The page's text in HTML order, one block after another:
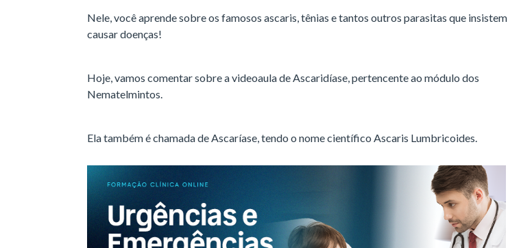
Nele, você aprende sobre os famosos ascaris, tênias e tantos outros parasitas que insistem
causar doenças!
Hoje, vamos comentar sobre a videoaula de Ascaridíase, pertencente ao módulo dos
Nematelmintos.
Ela também é chamada de Ascaríase, tendo o nome científico Ascaris Lumbricoides.